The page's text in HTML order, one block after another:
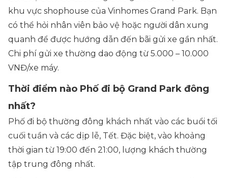
khu vực shophouse của Vinhomes Grand Park. Bạn
có thể hỏi nhân viên bảo vệ hoặc người dân xung
quanh để được hướng dẫn đến bãi gửi xe gần nhất.
Chi phí gửi xe thường dao động từ 5.000 – 10.000
VNĐ/xe máy.
Thời điểm nào Phố đi bộ Grand Park đông
nhất?
Phố đi bộ thường đông khách nhất vào các buổi tối
cuối tuần và các dịp lễ, Tết. Đặc biệt, vào khoảng
thời gian từ 19:00 đến 21:00, lượng khách thường
tập trung đông nhất.